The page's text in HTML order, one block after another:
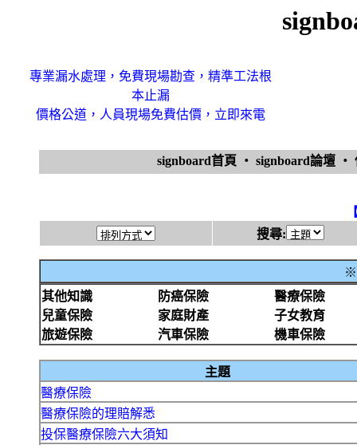
專業漏水處理，免費現場勘查，精準工法根
本止漏
價格公道，人員現場免費估價，立即來電
signboard首頁 ‧ signboard論壇 ‧
搜尋:
※
其他知識
防癌保險
醫療保險
兒童保險
家庭財產
子女教育
旅遊保險
汽車保險 機車保險
主題
醫療保險
醫療保險的理賠解悉
投保醫療保險六大須知